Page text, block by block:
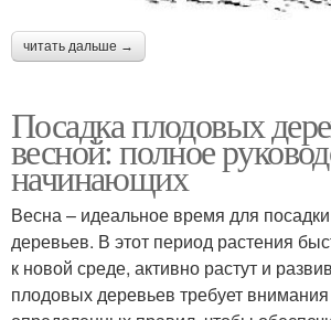
читать дальше →
Посадка плодовых
весной: полное
начинающих
Весна – идеальное время для
деревьев. В этот период растения
к новой среде, активно растут и
плодовых деревьев требует